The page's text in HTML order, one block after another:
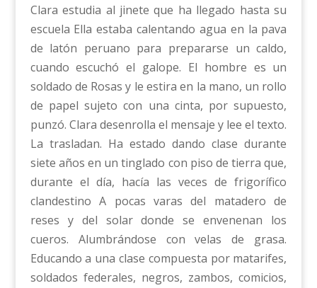
Clara estudia al jinete que ha llegado hasta su
escuela Ella estaba calentando agua en la pava
de latón peruano para prepararse un caldo,
cuando escuchó el galope. El hombre es un
soldado de Rosas y le estira en la mano, un rollo
de papel sujeto con una cinta, por supuesto,
punzó. Clara desenrolla el mensaje y lee el texto.
La trasladan. Ha estado dando clase durante
siete años en un tinglado con piso de tierra que,
durante el día, hacía las veces de frigorífico
clandestino A pocas varas del matadero de
reses y del solar donde se envenenan los
cueros. Alumbrándose con velas de grasa.
Educando a una clase compuesta por matarifes,
soldados federales, negros, zambos, comicios,